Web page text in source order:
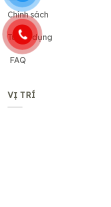
Chính sách
Tuyển dụng
FAQ
VỊ TRÍ